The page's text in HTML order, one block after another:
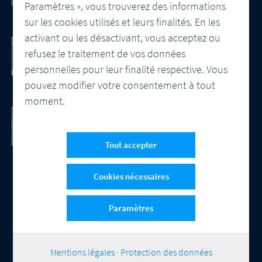
Paramètres », vous trouverez des informations
sur les cookies utilisés et leurs finalités. En les
activant ou les désactivant, vous acceptez ou
refusez le traitement de vos données
personnelles pour leur finalité respective. Vous
pouvez modifier votre consentement à tout
moment.
Paramètres
Tout accepter
Cookies nécessaires
Mentions légales· Protection des données
Contrôle documentaire. Obtenez le livre
blanc.
Regardez la vidéo - Les avantages d'une
assurance qualité automatisée
© 2026 Compart